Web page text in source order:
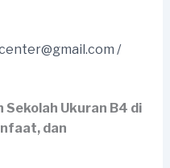
/
Sekolah Ukuran B4 di
dan